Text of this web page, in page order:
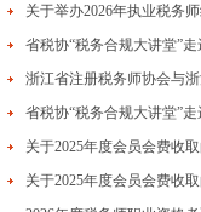
关于2025年度会员会费收
关于2025年度会员会费收